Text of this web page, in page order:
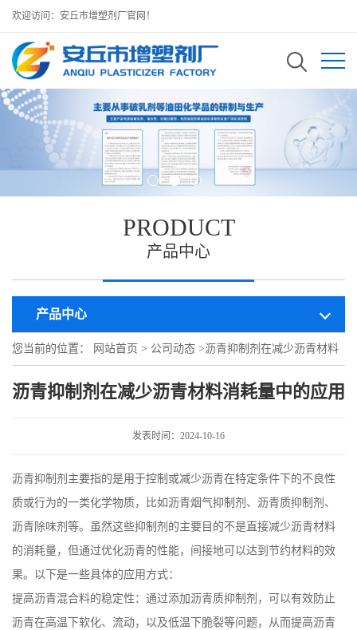
欢迎访问：安丘市增塑剂厂官网！
PRODUCT
产品中心
产品中心
您当前的位置： 网站首页 > 公司动态 >沥青抑制剂在减少沥青材料
消耗量中的应用
沥青抑制剂在减少沥青材料消耗量中的应用
发表时间：2024-10-16
沥青抑制剂主要指的是用于控制或减少沥青在特定条件下的不良性
质或行为的一类化学物质，比如沥青烟气抑制剂、沥青质抑制剂、
沥青除味剂等。虽然这些抑制剂的主要目的不是直接减少沥青材料
的消耗量，但通过优化沥青的性能，间接地可以达到节约材料的效
果。以下是一些具体的应用方式：
提高沥青混合料的稳定性：通过添加沥青质抑制剂，可以有效防止
沥青在高温下软化、流动，以及低温下脆裂等问题，从而提高沥青